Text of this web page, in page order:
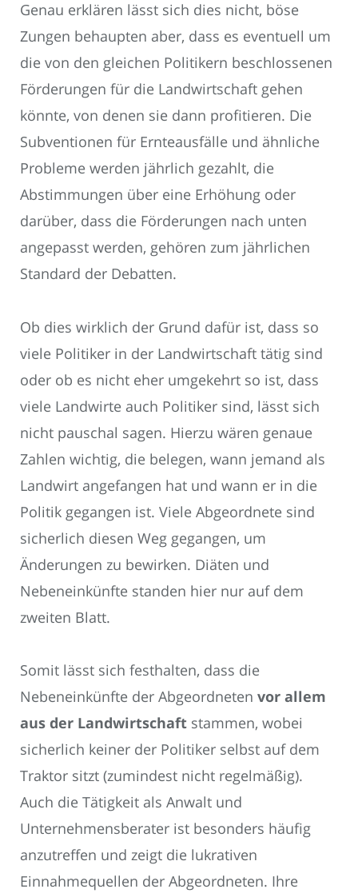
Genau erklären lässt sich dies nicht, böse
Zungen behaupten aber, dass es eventuell um
die von den gleichen Politikern beschlossenen
Förderungen für die Landwirtschaft gehen
könnte, von denen sie dann profitieren. Die
Subventionen für Ernteausfälle und ähnliche
Probleme werden jährlich gezahlt, die
Abstimmungen über eine Erhöhung oder
darüber, dass die Förderungen nach unten
angepasst werden, gehören zum jährlichen
Standard der Debatten.
Ob dies wirklich der Grund dafür ist, dass so
viele Politiker in der Landwirtschaft tätig sind
oder ob es nicht eher umgekehrt so ist, dass
viele Landwirte auch Politiker sind, lässt sich
nicht pauschal sagen. Hierzu wären genaue
Zahlen wichtig, die belegen, wann jemand als
Landwirt angefangen hat und wann er in die
Politik gegangen ist. Viele Abgeordnete sind
sicherlich diesen Weg gegangen, um
Änderungen zu bewirken. Diäten und
Nebeneinkünfte standen hier nur auf dem
zweiten Blatt.
Somit lässt sich festhalten, dass die
Nebeneinkünfte der Abgeordneten vor allem
aus der Landwirtschaft stammen, wobei
sicherlich keiner der Politiker selbst auf dem
Traktor sitzt (zumindest nicht regelmäßig).
Auch die Tätigkeit als Anwalt und
Unternehmensberater ist besonders häufig
anzutreffen und zeigt die lukrativen
Einnahmequellen der Abgeordneten. Ihre